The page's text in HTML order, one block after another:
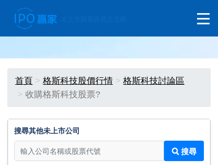
首頁 格斯科技股價行情
格斯科技討論區
收購格斯科技股票?
搜尋其他未上市公司
搜尋其他未上市公司
搜尋